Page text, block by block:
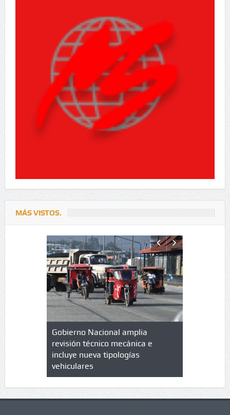
MÁS VISTOS.
de
Gobierno Nacional amplia
revisión técnico mecánica e
incluye nueva tipologías
vehiculares
cuáles